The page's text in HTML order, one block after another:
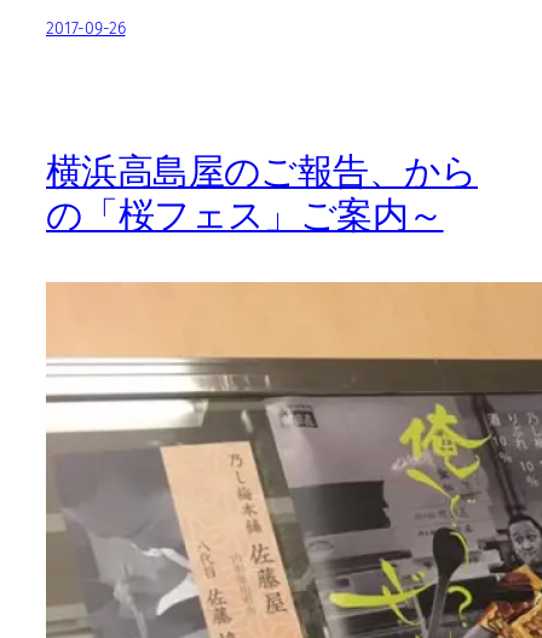
2017-09-26
横浜高島屋のご報告、から
の「桜フェス」ご案内～